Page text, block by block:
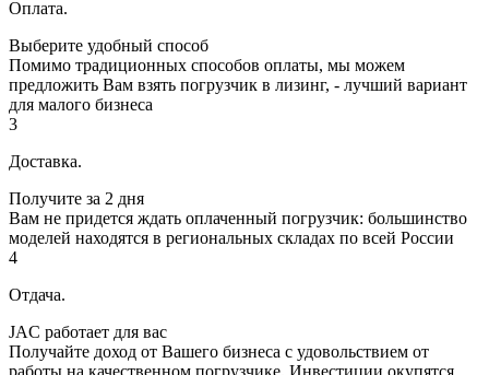
Оплата.
Выберите удобный способ
Помимо традиционных способов оплаты, мы можем
предложить Вам взять погрузчик в лизинг, - лучший вариант
для малого бизнеса
3
Доставка.
Получите за 2 дня
Вам не придется ждать оплаченный погрузчик: большинство
моделей находятся в региональных складах по всей России
4
Отдача.
JAC работает для вас
Получайте доход от Вашего бизнеса с удовольствием от